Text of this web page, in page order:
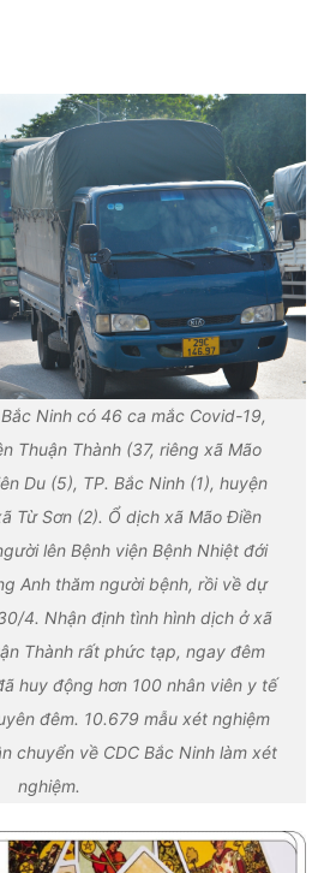
Ninh có 46 ca mắc Covid-19,
Thuận Thành (37, riêng xã Mão
Du (5), TP. Bắc Ninh (1), huyện
Từ Sơn (2). Ổ dịch xã Mão Điền
lên Bệnh viện Bệnh Nhiệt đới
Anh thăm người bệnh, rồi về dự
4. Nhận định tình hình dịch ở xã
Thành rất phức tạp, ngay đêm
huy động hơn 100 nhân viên y tế
đêm. 10.679 mẫu xét nghiệm
chuyển về CDC Bắc Ninh làm xét
nghiệm.